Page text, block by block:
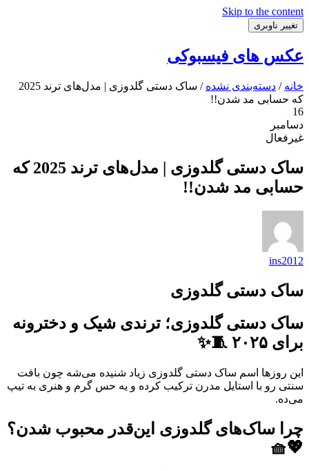
Skip to the content
تغییر ناوبری
عکس های فیسبوکی
خانه / دسته‌بندی نشده
/ ساک دستی گلدوزی | مدل‌های ترند 2025
که حسابی مد شدن!!
16
دسامبر
غیرفعال
ساک دستی گلدوزی | مدل‌های ترند 2025 که
حسابی مد شدن!!
ins2012
ساک دستی گلدوزی
ساک دستی گلدوزی؛ ترندی شیک و دخترونه
برای ۲۰۲۵ 🧵✨
این روزها اسم ساک دستی گلدوزی زیاد شنیده می‌شه چون بافت
سنتی رو با استایل مدرن ترکیب کرده و یه حس گرم و هنری به تیپ
می‌ده.
چرا ساک‌های گلدوزی این‌قدر محبوب شدن؟
💖🧺